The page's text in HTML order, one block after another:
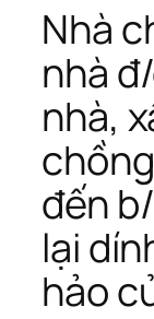
Nhà
nhà
nhà,
đến
lại
hảo